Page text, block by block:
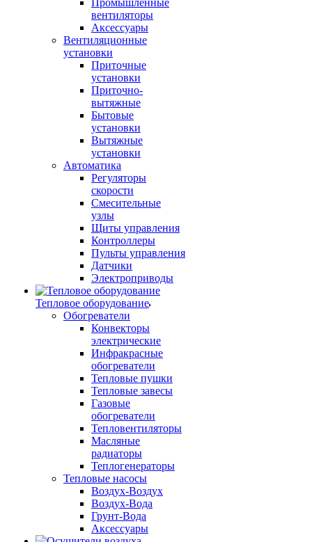
Промышленные
вентиляторы
Аксессуары
Вентиляционные
установки
Приточные
установки
Приточно-
вытяжные
Бытовые
установки
Вытяжные
установки
Автоматика
Регуляторы
скорости
Смесительные
узлы
Щиты управления
Контроллеры
Пульты управления
Датчики
Электроприводы
Тепловое оборудование
Обогреватели
Конвекторы
электрические
Инфракрасные
обогреватели
Тепловые пушки
Тепловые завесы
Газовые
обогреватели
Тепловентиляторы
Масляные
радиаторы
Теплогенераторы
Тепловые насосы
Воздух-Воздух
Воздух-Вода
Грунт-Вода
Аксессуары